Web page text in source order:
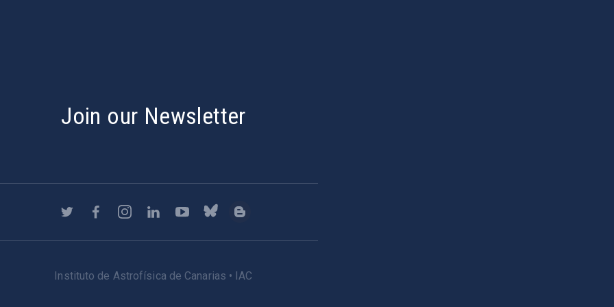
Join our Newsletter
Instituto de Astrofísica de Canarias • IAC